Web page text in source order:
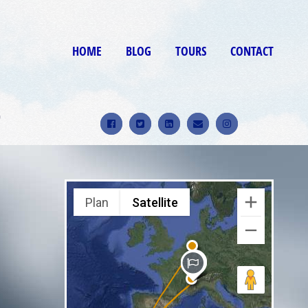
HOME BLOG TOURS CONTACT